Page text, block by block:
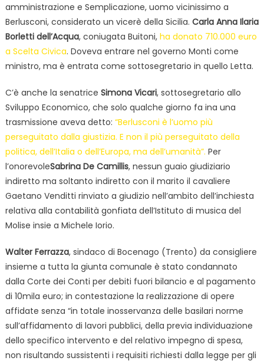
amministrazione e Semplicazione, uomo vicinissimo a
Berlusconi, considerato un vicerè della Sicilia. Carla Anna Ilaria
Borletti dell’Acqua, coniugata Buitoni, ha donato 710.000 euro
a Scelta Civica. Doveva entrare nel governo Monti come
ministro, ma è entrata come sottosegretario in quello Letta.
C’è anche la senatrice Simona Vicari, sottosegretario allo
Sviluppo Economico, che solo qualche giorno fa ina una
trasmissione aveva detto: “Berlusconi è l’uomo più
perseguitato dalla giustizia. E non il più perseguitato della
politica, dell’Italia o dell’Europa, ma dell’umanità”. Per
l’onorevoleSabrina De Camillis, nessun guaio giudiziario
indiretto ma soltanto indiretto con il marito il cavaliere
Gaetano Venditti rinviato a giudizio nell’ambito dell’inchiesta
relativa alla contabilità gonfiata dell’Istituto di musica del
Molise insie a Michele Iorio.
Walter Ferrazza, sindaco di Bocenago (Trento) da consigliere
insieme a tutta la giunta comunale è stato condannato
dalla Corte dei Conti per debiti fuori bilancio e al pagamento
di 10mila euro; in contestazione la realizzazione di opere
affidate senza “in totale inosservanza delle basilari norme
sull’affidamento di lavori pubblici, della previa individuazione
dello specifico intervento e del relativo impegno di spesa,
non risultando sussistenti i requisiti richiesti dalla legge per gli